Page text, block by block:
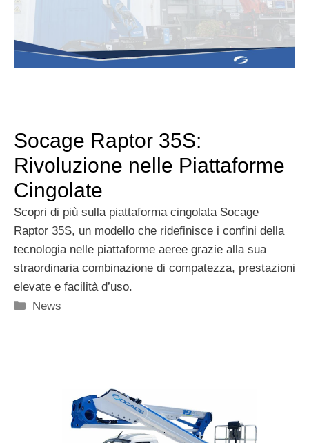
Socage Raptor 35S:
Rivoluzione nelle Piattaforme
Cingolate
Scopri di più sulla piattaforma cingolata Socage
Raptor 35S, un modello che ridefinisce i confini della
tecnologia nelle piattaforme aeree grazie alla sua
straordinaria combinazione di compatezza, prestazioni
elevate e facilità d’uso.
Categorie
News